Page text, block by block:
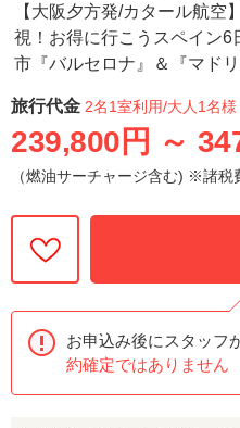
【大阪夕方発/カタール航
視！お得に行こうスペイ
市『バルセロナ』＆『マド
旅行代金 2名1室利用/大人1名様
239,800円 ～
（燃油サーチャージ含む) ※諸税
お申込み後にスタッフ
約確定ではありません